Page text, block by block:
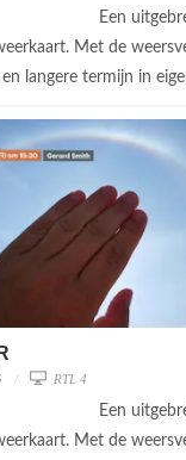
Een
Met de
langere termijn in
RTL 4
Een
Met de